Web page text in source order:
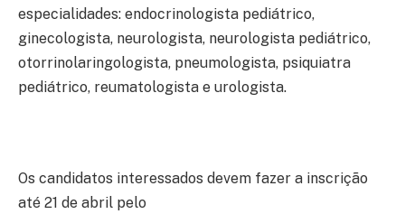
especialidades: endocrinologista pediátrico,
ginecologista, neurologista, neurologista pediátrico,
otorrinolaringologista, pneumologista, psiquiatra
pediátrico, reumatologista e urologista.
Os candidatos interessados devem fazer a inscrição
até 21 de abril pelo